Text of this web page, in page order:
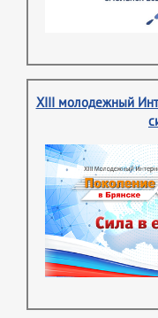
XIII молодежный